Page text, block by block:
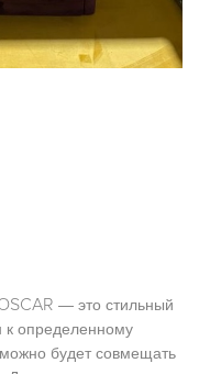
— это стильный
к определенному
будет совмещать